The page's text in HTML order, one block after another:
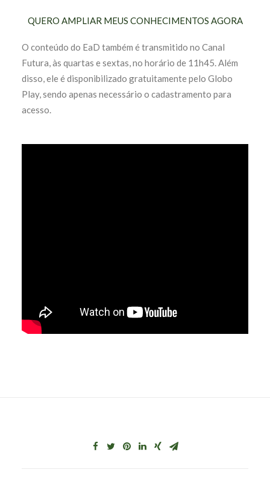
QUERO AMPLIAR MEUS CONHECIMENTOS AGORA
O conteúdo do EaD também é transmitido no Canal
Futura, às quartas e sextas, no horário de 11h45. Além
disso, ele é disponibilizado gratuitamente pelo Globo
Play, sendo apenas necessário o cadastramento para
acesso.